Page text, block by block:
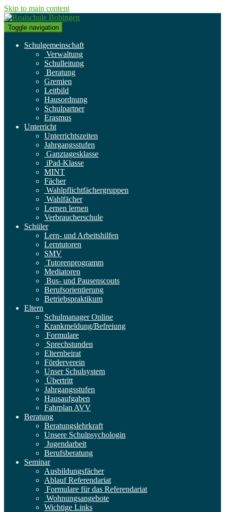
Skip to main content
Toggle navigation
Schulgemeinschaft
Verwaltung
Schulleitung
Beratung
Gremien
Leitbild
Hausordnung
Schulpartner
Erasmus
Unterricht
Unterrichtszeiten
Jahrgangsstufen
Ganztagesklasse
iPad-Klasse
MINT
Fächer
Wahlpflichtfächergruppen
Wahlfächer
Lernen lernen
Verbraucherschule
Schüler
Lern- und Arbeitshilfen
Lerntutoren
SMV
Tutorenprogramm
Mediatoren
Bus- und Pausenscouts
Berufsorientierung
Betriebspraktikum
Eltern
Schulmanager Online
Krankmeldung/Befreiung
Formulare
Sprechstunden
Elternbeirat
Förderverein
Unser Schulsystem
Übertritt
Jahrgangsstufen
Hausaufgaben
Fahrplan AVV
Beratung
Beratungslehrkraft
Unsere Schulpsychologin
Jugendarbeit
Berufsberatung
Seminar
Ausbildungsfächer
Ablauf Referendariat
Formulare für das Referendariat
Wohnungsangebote
Wichtige Links